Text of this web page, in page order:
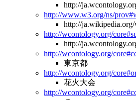
http://
http://www.w3.org/ns/
http://
http://wcontology.org/
http://
http://wcontology.org/
東京都
http://wcontology.org/
花火大会
http://wcontology.org/